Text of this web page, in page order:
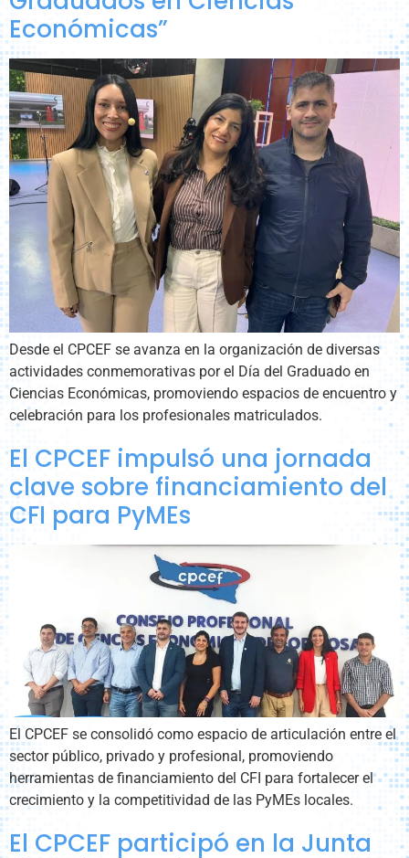
Económicas”
Desde el CPCEF se avanza en la organización de diversas
actividades conmemorativas por el Día del Graduado en
Ciencias Económicas, promoviendo espacios de encuentro y
celebración para los profesionales matriculados.
El CPCEF impulsó una jornada
clave sobre financiamiento del
CFI para PyMEs
El CPCEF se consolidó como espacio de articulación entre el
sector público, privado y profesional, promoviendo
herramientas de financiamiento del CFI para fortalecer el
crecimiento y la competitividad de las PyMEs locales.
El CPCEF participó en la Junta